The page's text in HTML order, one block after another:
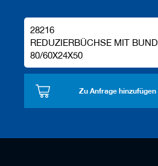
28216
REDUZIERBÜCHSE MIT BUND
80/60X24X50
Zu Anfrage hinzufügen